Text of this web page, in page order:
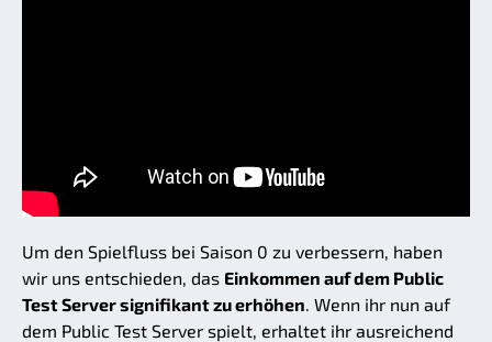
Um den Spielfluss bei Saison 0 zu verbessern, haben
wir uns entschieden, das Einkommen auf dem Public
Test Server signifikant zu erhöhen . Wenn ihr nun auf
dem Public Test Server spielt, erhaltet ihr ausreichend